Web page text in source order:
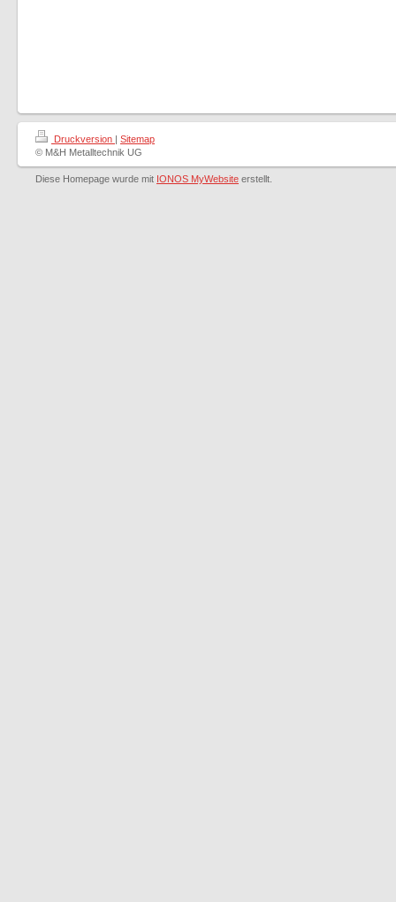
Druckversion | Sitemap
© M&H Metalltechnik UG
Diese Homepage wurde mit IONOS MyWebsite erstellt.